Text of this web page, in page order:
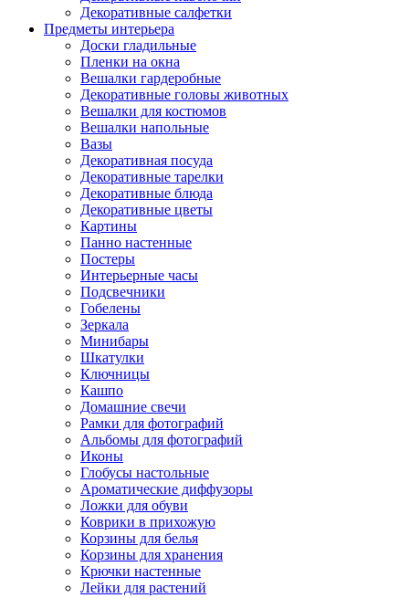
Декоративные салфетки
Предметы интерьера
Доски гладильные
Пленки на окна
Вешалки гардеробные
Декоративные головы животных
Вешалки для костюмов
Вешалки напольные
Вазы
Декоративная посуда
Декоративные тарелки
Декоративные блюда
Декоративные цветы
Картины
Панно настенные
Постеры
Интерьерные часы
Подсвечники
Гобелены
Зеркала
Минибары
Шкатулки
Ключницы
Кашпо
Домашние свечи
Рамки для фотографий
Альбомы для фотографий
Иконы
Глобусы настольные
Ароматические диффузоры
Ложки для обуви
Коврики в прихожую
Корзины для белья
Корзины для хранения
Крючки настенные
Лейки для растений